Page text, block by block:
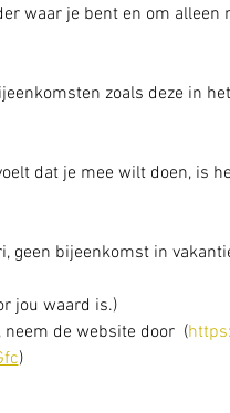
waar je bent en om alleen
zoals deze in
dat je mee wilt doen, is
geen bijeenkomst in
jou waard is.)
de website door  (
)